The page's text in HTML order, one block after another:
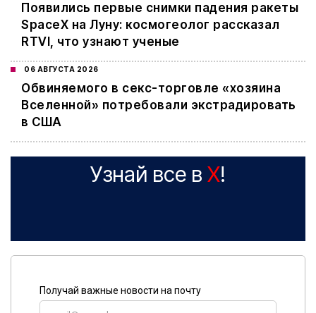
Появились первые снимки падения ракеты
SpaceX на Луну: космогеолог рассказал
RTVI, что узнают ученые
06 АВГУСТА 2026
Обвиняемого в секс-торговле «хозяина
Вселенной» потребовали экстрадировать
в США
Узнай все в X!